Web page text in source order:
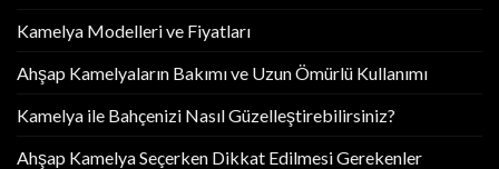
Kamelya Modelleri ve Fiyatları
Ahşap Kamelyaların Bakımı ve Uzun Ömürlü Kullanımı
Kamelya ile Bahçenizi Nasıl Güzelleştirebilirsiniz?
Ahşap Kamelya Seçerken Dikkat Edilmesi Gerekenler